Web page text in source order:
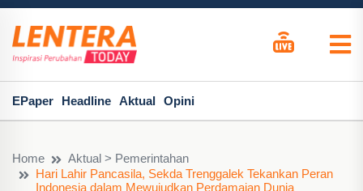
EPaper Headline Aktual Opini
Home
Aktual > Pemerintahan
Hari Lahir Pancasila, Sekda Trenggalek Tekankan Peran
Indonesia dalam Mewujudkan Perdamaian Dunia